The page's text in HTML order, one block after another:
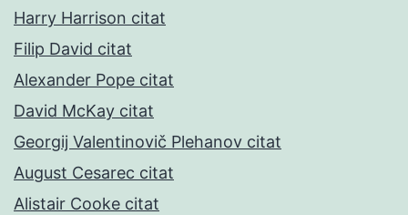
Harry Harrison citat
Filip David citat
Alexander Pope citat
David McKay citat
Georgij Valentinovič Plehanov citat
August Cesarec citat
Alistair Cooke citat